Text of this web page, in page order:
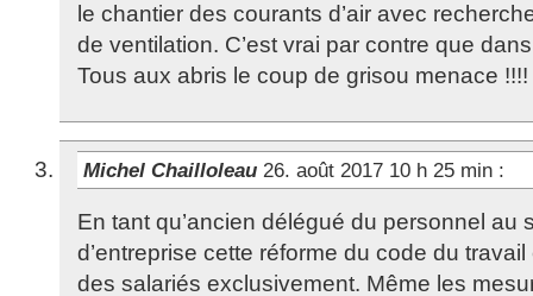
le chantier des courants d’air avec
de ventilation. C’est vrai par contre que
Tous aux abris le coup de grisou menace !!!!
Michel Chailloleau 26. août 2017 10 h 25 min :
En tant qu’ancien délégué du personnel au
d’entreprise cette réforme du code du
des salariés exclusivement. Même les